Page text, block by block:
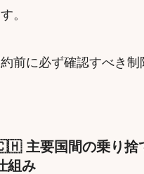
。
前に必ず確認すべき制
要国間の乗り捨
組み